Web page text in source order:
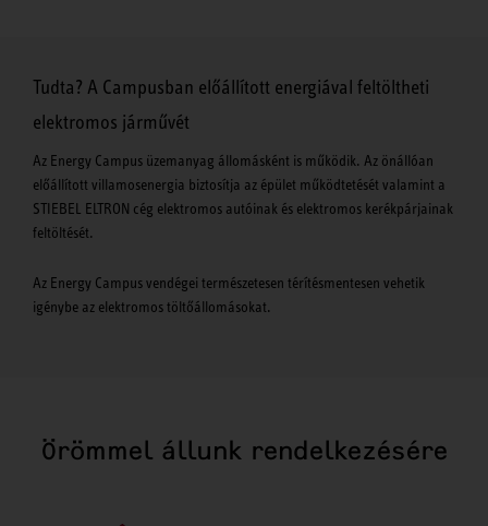
Tudta? A Campusban előállított energiával feltöltheti
elektromos járművét
Az Energy Campus üzemanyag állomásként is működik. Az önállóan
előállított villamosenergia biztosítja az épület működtetését valamint a
STIEBEL ELTRON cég elektromos autóinak és elektromos kerékpárjainak
feltöltését.
Az Energy Campus vendégei természetesen térítésmentesen vehetik
igénybe az elektromos töltőállomásokat.
Örömmel állunk rendelkezésére